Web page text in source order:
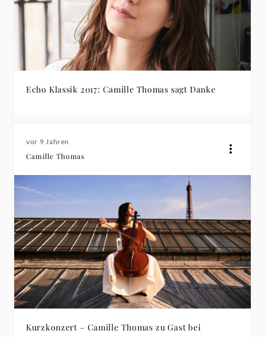
Echo Klassik 2017: Camille Thomas sagt Danke
vor 9 Jahren
Camille Thomas
Kurzkonzert – Camille Thomas zu Gast bei